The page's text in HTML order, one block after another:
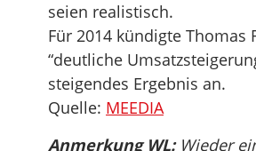
seien realistisch.
Für 2014 kündigte Thomas
“deutliche
steigendes Ergebnis an.
Quelle: MEEDIA
Anmerkung WL:Wieder